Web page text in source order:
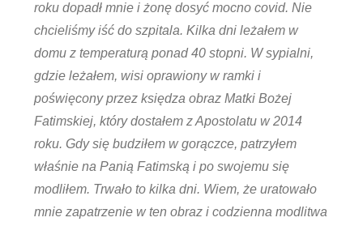
roku dopadł mnie i żonę dosyć mocno covid. Nie
chcieliśmy iść do szpitala. Kilka dni leżałem w
domu z temperaturą ponad 40 stopni. W sypialni,
gdzie leżałem, wisi oprawiony w ramki i
poświęcony przez księdza obraz Matki Bożej
Fatimskiej, który dostałem z Apostolatu w 2014
roku. Gdy się budziłem w gorączce, patrzyłem
właśnie na Panią Fatimską i po swojemu się
modliłem. Trwało to kilka dni. Wiem, że uratowało
mnie zapatrzenie w ten obraz i codzienna modlitwa